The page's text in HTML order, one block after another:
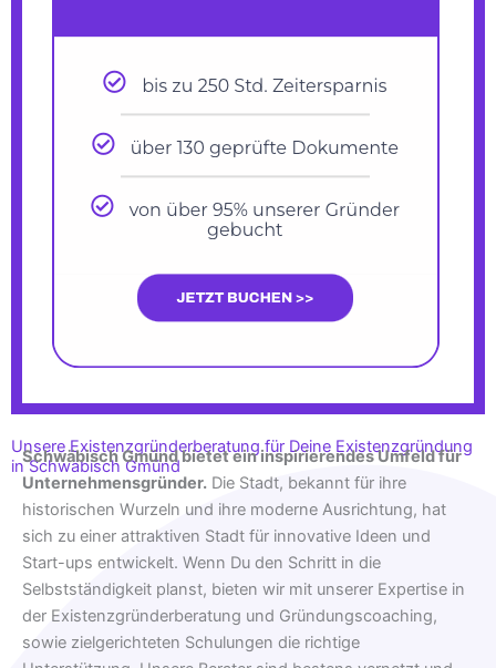
Unsere Existenzgründerberatung für Deine Existenzgründung
in Schwäbisch Gmünd
Schwäbisch Gmünd bietet ein inspirierendes Umfeld für
Unternehmensgründer. Die Stadt, bekannt für ihre
historischen Wurzeln und ihre moderne Ausrichtung, hat
sich zu einer attraktiven Stadt für innovative Ideen und
Start-ups entwickelt. Wenn Du den Schritt in die
Selbstständigkeit planst, bieten wir mit unserer Expertise in
der Existenzgründerberatung und Gründungscoaching,
sowie zielgerichteten Schulungen die richtige